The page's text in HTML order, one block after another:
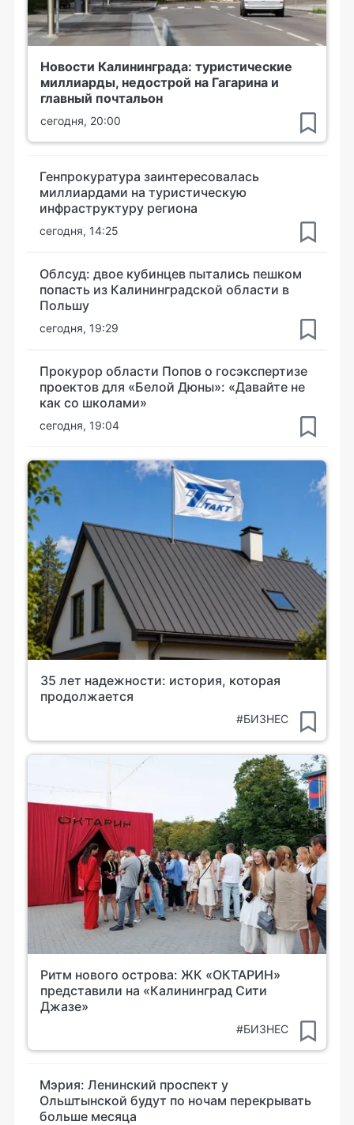
Новости Калининграда: туристические
миллиарды, недострой на Гагарина и
главный почтальон
сегодня, 20:00
Генпрокуратура заинтересовалась
миллиардами на туристическую
инфраструктуру региона
сегодня, 14:25
Облсуд: двое кубинцев пытались пешком
попасть из Калининградской области в
Польшу
сегодня, 19:29
Прокурор области Попов о госэкспертизе
проектов для «Белой Дюны»: «Давайте не
как со школами»
сегодня, 19:04
35 лет надежности: история, которая
продолжается
#БИЗНЕС
Ритм нового острова: ЖК «ОКТАРИН»
представили на «Калининград Сити
Джазе»
#БИЗНЕС
Мэрия: Ленинский проспект у
Ольштынской будут по ночам перекрывать
больше месяца